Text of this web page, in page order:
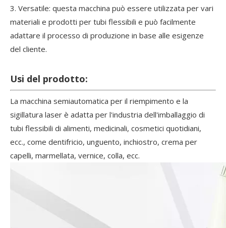
3. Versatile: questa macchina può essere utilizzata per vari
materiali e prodotti per tubi flessibili e può facilmente
adattare il processo di produzione in base alle esigenze
del cliente.
Usi del prodotto:
La macchina semiautomatica per il riempimento e la
sigillatura laser è adatta per l'industria dell'imballaggio di
tubi flessibili di alimenti, medicinali, cosmetici quotidiani,
ecc., come dentifricio, unguento, inchiostro, crema per
capelli, marmellata, vernice, colla, ecc.